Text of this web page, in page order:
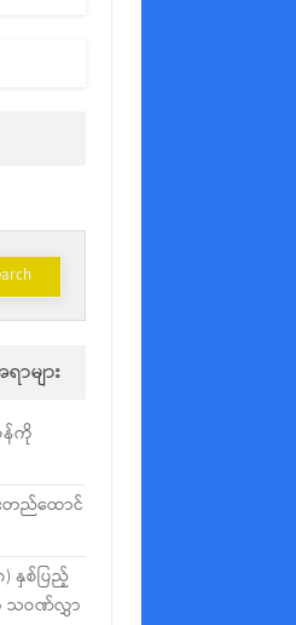
များ
န်ကို
တည်ထောင်
နှစ်ပြည့်
သဝဏ်လွှာ